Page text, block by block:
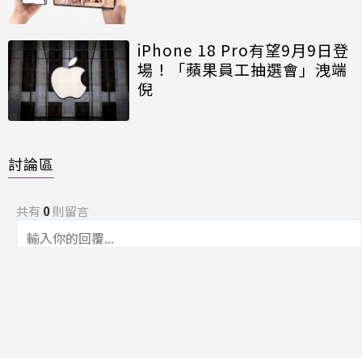
iPhone 18 Pro有望9月9日登
場！「蘋果員工抽選會」洩端
倪
討論區
共有 0則留言